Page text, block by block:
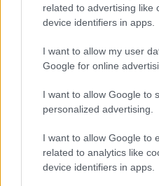
related to advertising like
device identifiers in apps.
I want to allow my user
Google for online
I want to allow Google to
personalized advertising.
I want to allow Google to
related to analytics like
device identifiers in apps.
„NEM TÖBB EZER